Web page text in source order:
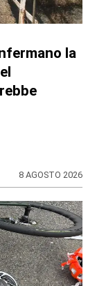
la
8 AGOSTO 2026